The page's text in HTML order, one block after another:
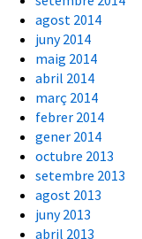
agost 2014
juny 2014
maig 2014
abril 2014
març 2014
febrer 2014
gener 2014
octubre 2013
setembre 2013
agost 2013
juny 2013
abril 2013